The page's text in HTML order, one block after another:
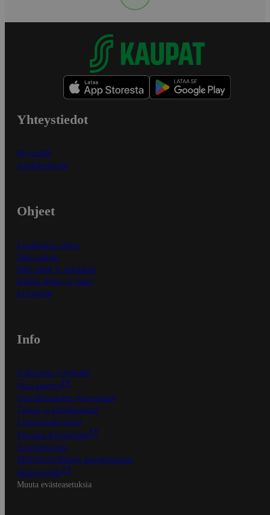
Yhteystiedot
Myymälät
Asiakaspalvelu
Ohjeet
Ensitilaajan ohjeet
Näin maksat
Näin tilaat ja muokkaat
Kaikki ohjeet ja vinkit
In English
Info
S-Business yrityksille
Oiva-raportit
Osuuskauppojen yhteystiedot
Tilaus- ja toimitusehdot
Tietosuojakäytäntö
Palvelun käyttöehdot
Saavutettavuus
Mobiilisovelluksen saavutettavuus
Mainostajalle
Muuta evästeasetuksia